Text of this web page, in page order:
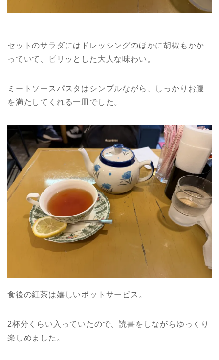
セットのサラダにはドレッシングのほかに胡椒もかか
っていて、ピリッとした大人な味わい。
ミートソースパスタはシンプルながら、しっかりお腹
を満たしてくれる一皿でした。
食後の紅茶は嬉しいポットサービス。
2杯分くらい入っていたので、読書をしながらゆっくり
楽しめました。